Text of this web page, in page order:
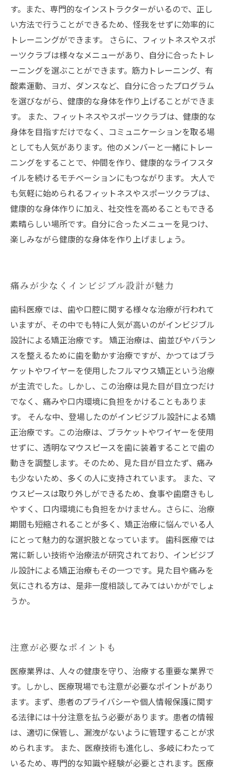
す。また、専門的なインストラクターがいるので、正し
い方法で行うことができるため、怪我をせずに効率的に
トレーニングができます。 さらに、フィットネスやスポ
ーツクラブは様々なメニューがあり、自分に合ったトレ
ーニングを選ぶことができます。筋力トレーニング、有
酸素運動、ヨガ、ダンスなど、自分に合ったプログラム
を選びながら、健康的な身体を作り上げることができま
す。 また、フィットネスやスポーツクラブは、健康的な
身体を目指すだけでなく、コミュニケーションを取る場
としても人気があります。他のメンバーと一緒にトレー
ニングをすることで、仲間を作り、健康的なライフスタ
イルを続けるモチベーションにもつながります。 大人で
も気軽に始められるフィットネスやスポーツクラブは、
健康的な身体作りに加え、社交性を高めることもできる
素晴らしい場所です。自分に合ったメニューを見つけ、
楽しみながら健康的な身体を作り上げましょう。
痛みが少なくインビジブル設計が魅力
歯科医療では、歯や口腔に関する様々な治療が行われて
いますが、その中でも特に人気が高いのがインビジブル
設計による矯正治療です。 矯正治療は、歯並びやバラン
スを整えるために歯を動かす治療ですが、かつてはブラ
ケットやワイヤーを使用したフルマウス矯正という治療
が主流でした。しかし、この治療は見た目が目立つだけ
でなく、痛みや口内環境に負担をかけることもありま
す。 そんな中、登場したのがインビジブル設計による矯
正治療です。この治療は、ブラケットやワイヤーを使用
せずに、透明なマウスピースを歯に装着することで歯の
動きを調整します。そのため、見た目が目立たず、痛み
も少ないため、多くの人に支持されています。 また、マ
ウスピースは取り外しができるため、食事や歯磨きもし
やすく、口内環境にも負担をかけません。さらに、治療
期間も短縮されることが多く、矯正治療に悩んでいる人
にとって魅力的な選択肢となっています。 歯科医療では
常に新しい技術や治療法が研究されており、インビジブ
ル設計による矯正治療もその一つです。見た目や痛みを
気にされる方は、是非一度相談してみてはいかがでしょ
うか。
注意が必要なポイントも
医療業界は、人々の健康を守り、治療する重要な業界で
す。しかし、医療現場でも注意が必要なポイントがあり
ます。まず、患者のプライバシーや個人情報保護に関す
る法律には十分注意を払う必要があります。患者の情報
は、適切に保管し、漏洩がないように管理することが求
められます。 また、医療技術も進化し、多岐にわたって
いるため、専門的な知識や経験が必要とされます。医療